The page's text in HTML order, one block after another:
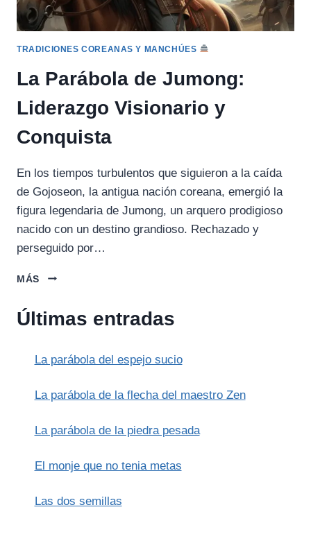
TRADICIONES COREANAS Y MANCHÚES
La Parábola de Jumong:
Liderazgo Visionario y
Conquista
En los tiempos turbulentos que siguieron a la caída
de Gojoseon, la antigua nación coreana, emergió la
figura legendaria de Jumong, un arquero prodigioso
nacido con un destino grandioso. Rechazado y
perseguido por…
MÁS
LA
JUMONG:
Y
Últimas entradas
La parábola del espejo sucio
La parábola de la flecha del maestro Zen
La parábola de la piedra pesada
El monje que no tenia metas
Las dos semillas